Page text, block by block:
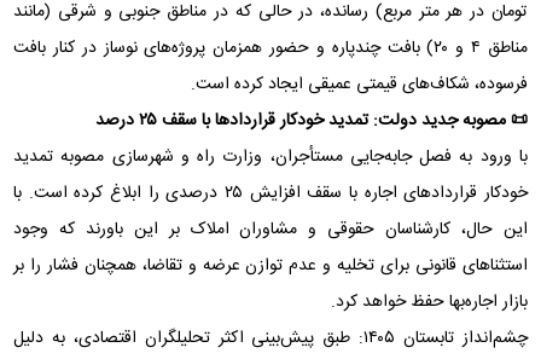
تومان در هر متر مربع) رسانده، در حالی که در مناطق جنوبی و شرقی (مانند
مناطق ۴ و ۲۰) بافت چندپاره و حضور همزمان پروژه‌های نوساز در کنار بافت
فرسوده، شکاف‌های قیمتی عمیقی ایجاد کرده است.
📜 مصوبه جدید دولت: تمدید خودکار قراردادها با سقف ۲۵ درصد
با ورود به فصل جابه‌جایی مستأجران، وزارت راه و شهرسازی مصوبه تمدید
خودکار قراردادهای اجاره با سقف افزایش ۲۵ درصدی را ابلاغ کرده است. با
این حال، کارشناسان حقوقی و مشاوران املاک بر این باورند که وجود
استثناهای قانونی برای تخلیه و عدم توازن عرضه و تقاضا، همچنان فشار را بر
بازار اجاره‌بها حفظ خواهد کرد.
چشم‌انداز تابستان ۱۴۰۵: طبق پیش‌بینی اکثر تحلیلگران اقتصادی، به دلیل